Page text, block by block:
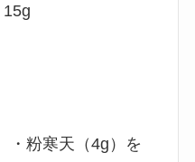
・粉寒天（4g）を